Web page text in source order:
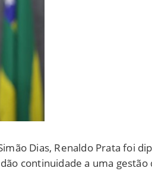
Dias, Renaldo Prata foi
continuidade a uma gestão